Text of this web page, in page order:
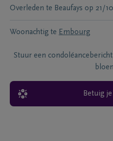
Overleden te Beaufays op 21/
Woonachtig te Embourg
Stuur een
Betuig